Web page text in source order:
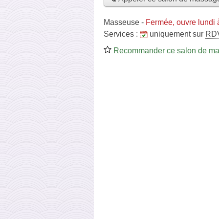
Masseuse - Fermée, ouvre lundi
Services :
uniquement sur
Recommander ce salon de